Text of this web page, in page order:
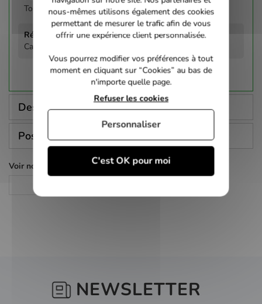
Tous publics
Carlos Saldanha
Description
Poser une question
Voir nos autres pages :
NEWSLETTER
nous-mêmes utilisons également des cookies
permettant de mesurer le trafic afin de vous
offrir une expérience client personnalisée.
Vous pourrez modifier vos préférences à tout
moment en cliquant sur “Cookies” au bas de
n'importe quelle page.
C'est OK pour moi
Refuser les cookies
Personnaliser